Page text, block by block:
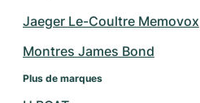
Jaeger Le-Coultre Memovox
Montres James Bond
Plus de marques